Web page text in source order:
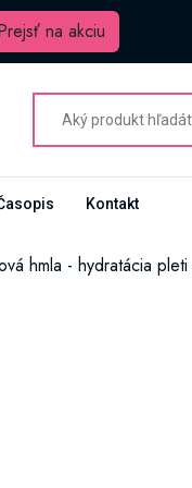
na akciu
Kontakt
hmla - hydratácia